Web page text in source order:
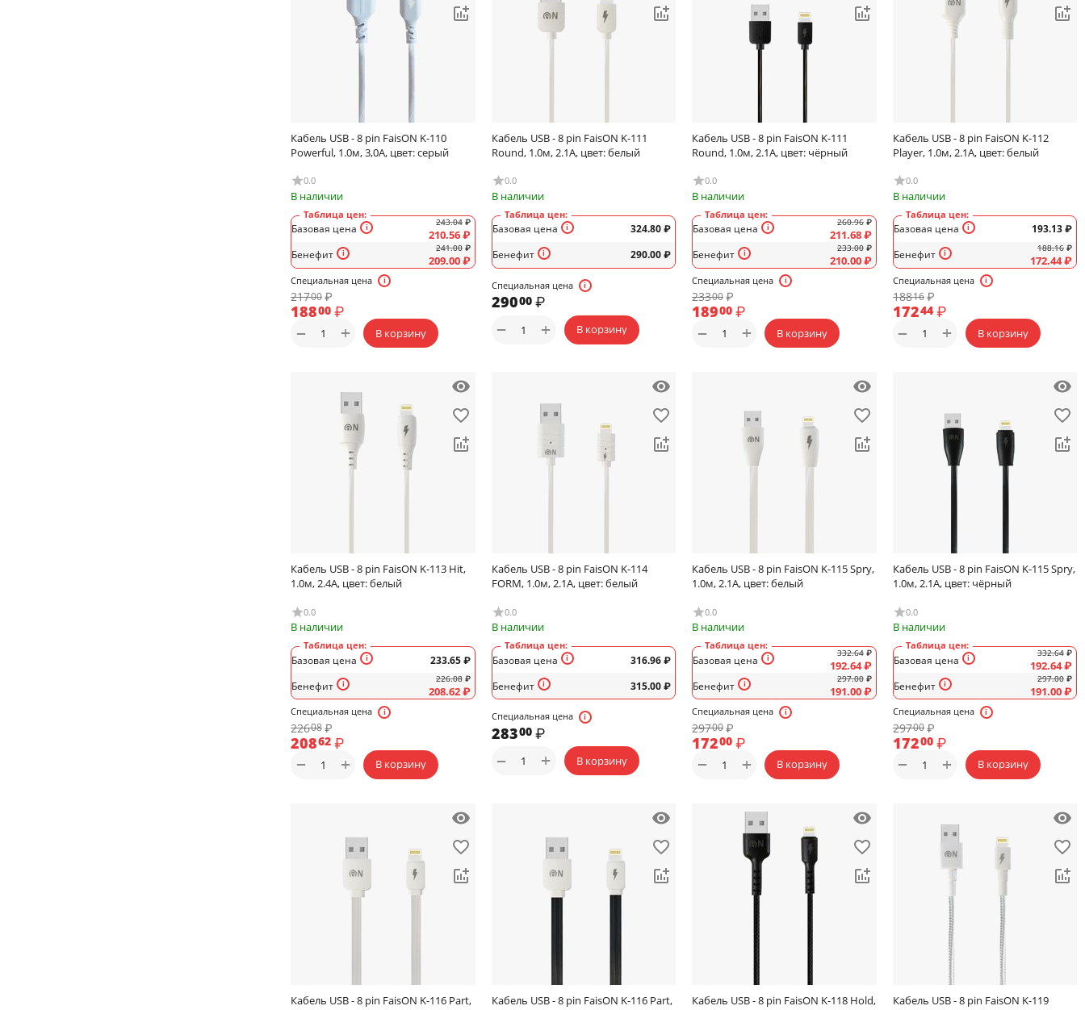
Кабель USB - 8 pin FaisON K-110
Powerful, 1.0м, 3,0А, цвет: серый
0.0
В наличии
Таблица цен:
Базовая цена
Бенефит
243.04 ₽
210.56₽
241.00 ₽
209.00₽
Специальная цена
21700₽
18800 ₽
В корзину
+
−
Кабель USB - 8 pin FaisON K-111
Round, 1.0м, 2.1A, цвет: белый
0.0
В наличии
Таблица цен:
Базовая цена
Бенефит
324.80₽
290.00₽
Специальная цена
29000 ₽
В корзину
+
−
Кабель USB - 8 pin FaisON K-111
Round, 1.0м, 2.1A, цвет: чёрный
0.0
В наличии
Таблица цен:
Базовая цена
Бенефит
260.96 ₽
211.68₽
233.00 ₽
210.00₽
Специальная цена
23300₽
18900 ₽
В корзину
+
−
Кабель USB - 8 pin FaisON K-112
Player, 1.0м, 2.1A, цвет: белый
0.0
В наличии
Таблица цен:
Базовая цена
Бенефит
193.13₽
188.16 ₽
172.44₽
Специальная цена
18816 ₽
17244 ₽
В корзину
+
−
Кабель USB - 8 pin FaisON K-113 Hit,
1.0м, 2.4A, цвет: белый
0.0
В наличии
Таблица цен:
Базовая цена
Бенефит
233.65₽
226.08 ₽
208.62₽
Специальная цена
22608₽
20862 ₽
В корзину
+
−
Кабель USB - 8 pin FaisON K-114
FORM, 1.0м, 2.1A, цвет: белый
0.0
В наличии
Таблица цен:
Базовая цена
Бенефит
316.96₽
315.00₽
Специальная цена
28300 ₽
В корзину
+
−
Кабель USB - 8 pin FaisON K-115 Spry,
1.0м, 2.1A, цвет: белый
0.0
В наличии
Таблица цен:
Базовая цена
Бенефит
332.64 ₽
192.64₽
297.00 ₽
191.00₽
Специальная цена
29700₽
17200 ₽
В корзину
+
−
Кабель USB - 8 pin FaisON K-115 Spry,
1.0м, 2.1A, цвет: чёрный
0.0
В наличии
Таблица цен:
Базовая цена
Бенефит
332.64 ₽
192.64₽
297.00 ₽
191.00₽
Специальная цена
29700 ₽
17200 ₽
В корзину
+
−
Кабель USB - 8 pin FaisON K-116 Part,
Кабель USB - 8 pin FaisON K-116 Part,
Кабель USB - 8 pin FaisON K-118 Hold,
Кабель USB - 8 pin FaisON K-119